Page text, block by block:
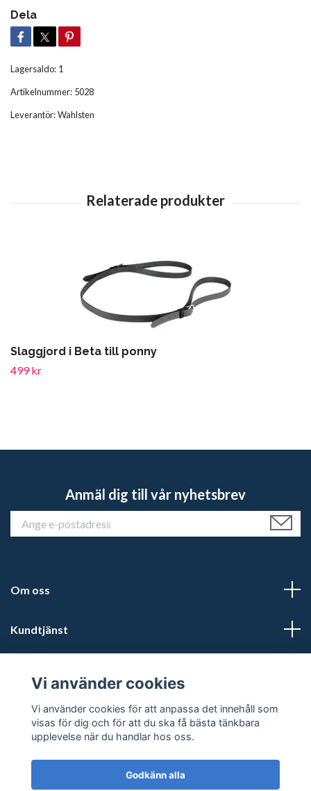
Dela
Lagersaldo: 1
Artikelnummer: 5028
Leverantör:Wahlsten
Slaggjord i Beta till ponny
499 kr
Anmäl dig till vår nyhetsbrev
Om oss
Kundtjänst
Sociala medier
Vi använder cookies
Vi använder cookies för att anpassa det innehåll som
visas för dig och för att du ska få bästa tänkbara
upplevelse när du handlar hos oss.
Godkänn alla